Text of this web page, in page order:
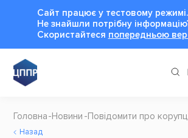
Сайт працює у тестовому режимі.
Не знайшли потрібну
Cкористайтеся попередньою
Головна Новини Повідомити про
Назад